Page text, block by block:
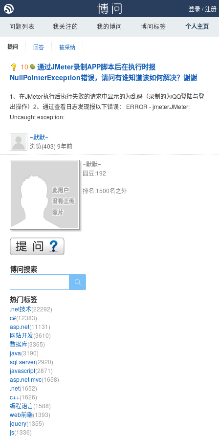
登录/注册
问题列表 我关注的 我的博问 博问标签 个人主页
提问 回答 被采纳
10
通过JMeter录制APP脚本后在执行时报
NullPointerException错误，请问有谁知道该如何解决？谢谢
1、在JMeter执行后执行失败的请求中显示的为乱码（录制的为QQ登陆与登
出操作）2、通过查看日志发现报以下错误： ERROR - jmeter.JMeter:
Uncaught exception:
~默默~
浏览(403) 9年前
~默默~
园豆:192
排名:1500名之外
博问搜索
热门标签
.net技术(22292)
c#(12383)
asp.net(11131)
网站开发(3610)
数据库(3365)
java(3190)
sql server(2920)
javascript(2871)
asp.net mvc(1658)
.net(1652)
c++(1626)
编程语言(1588)
web前端(1393)
jquery(1355)
js(1336)